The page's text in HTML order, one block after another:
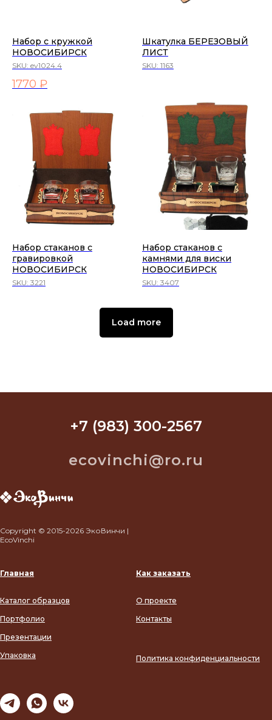
Набор с кружкой
НОВОСИБИРСК
SKU: ev1024.4
1770 ₽
Шкатулка БЕРЕЗОВЫЙ
ЛИСТ
SKU: 1163
Набор стаканов с
гравировкой
НОВОСИБИРСК
SKU: 3221
Набор стаканов с
камнями для виски
НОВОСИБИРСК
SKU: 3407
Load more
+7 (983) 300-2567
ecovinchi@ro.ru
Copyright © 2015-2026 ЭкоВинчи |
EcoVinchi
Главная
Каталог образцов
Портфолио
Презентации
Упаковка
Как заказать
О проекте
Контакты
Политика конфиденциальности